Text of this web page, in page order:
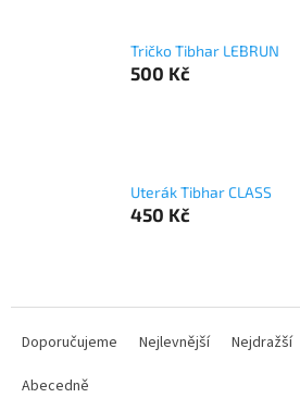
Tričko Tibhar LEBRUN
500 Kč
Uterák Tibhar CLASS
450 Kč
Doporučujeme Nejlevnější Nejdražší
Abecedně